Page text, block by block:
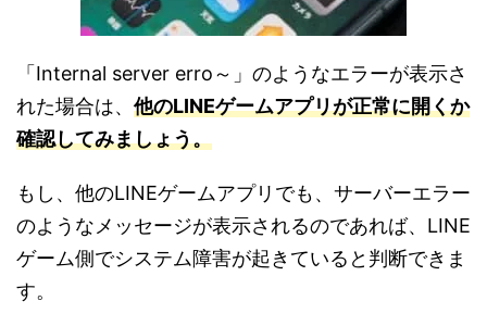
「Internal server erro～」のようなエラーが表示さ
れた場合は、 他のLINEゲームアプリが正常に開くか
確認してみましょう。
もし、他のLINEゲームアプリでも、サーバーエラー
のようなメッセージが表示されるのであれば、LINE
ゲーム側でシステム障害が起きていると判断できま
す。